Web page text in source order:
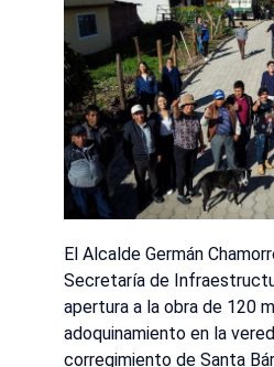
El Alcalde Germán
Secretaría de
apertura a la obra de 120
adoquinamiento en la
corregimiento de Santa